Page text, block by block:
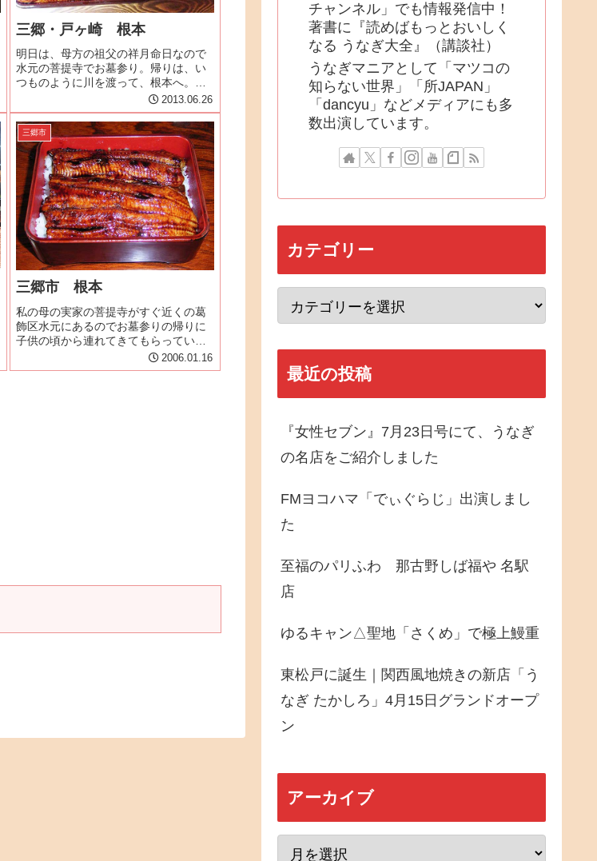
三郷・戸ヶ崎 根本
明日は、母方の祖父の祥月命日なので
水元の菩提寺でお墓参り。帰りは、い
つものように川を渡って、根本へ。今
日は、妻も一緒で帰りは運転を頼める
ので、昼から一杯と考えていたら何と
根本のメニューからアルコール類が消
えていた！しかも鰻料理もうな重、蒲
焼...
2013.06.26
三郷市
三郷市 根本
私の母の実家の菩提寺がすぐ近くの葛
飾区水元にあるのでお墓参りの帰りに
子供の頃から連れてきてもらっていま
した。ですからある意味、根本は、私
のデフォルトのうなぎ屋さんのひとつ
2006.01.16
チャンネル」でも情報発信中！
著書に『読めばもっとおいしく
なる うなぎ大全』（講談社）
うなぎマニアとして「マツコの
知らない世界」「所JAPAN」
「dancyu」などメディアにも多
数出演しています。
カテゴリー
最近の投稿
『女性セブン』7月23日号にて、うなぎ
の名店をご紹介しました
FMヨコハマ「でぃぐらじ」出演しまし
た
至福のパリふわ 那古野しば福や 名駅
店
ゆるキャン△聖地「さくめ」で極上鰻重
東松戸に誕生｜関西風地焼きの新店「う
なぎ たかしろ」4月15日グランドオープ
ン
アーカイブ